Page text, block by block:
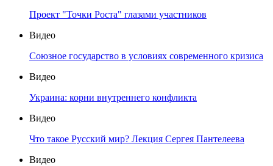
Проект "Точки Роста" глазами участников
Видео
Союзное государство в условиях современного кризиса
Видео
Украина: корни внутреннего конфликта
Видео
Что такое Русский мир? Лекция Сергея Пантелеева
Видео